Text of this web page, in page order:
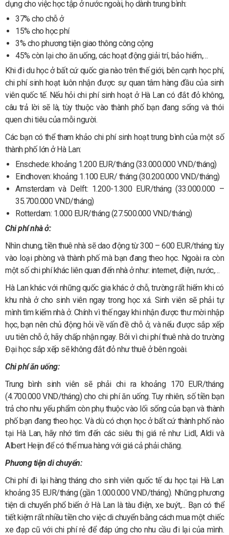
dụng cho việc học tập ở nước ngoài, họ dành trung bình:
37% cho chỗ ở
15% cho học phí
3% cho phương tiện giao thông công cộng
45% còn lại cho ăn uống, các hoạt động giải trí, bảo hiểm,…
Khi đi du học ở bất cứ quốc gia nào trên thế giới, bên cạnh học phí,
chi phí sinh hoạt luôn nhận được sự quan tâm hàng đầu của sinh
viên quốc tế. Nếu hỏi chi phí sinh hoạt ở Hà Lan có đắt đỏ không,
câu trả lời sẽ là, tùy thuộc vào thành phố bạn đang sống và thói
quen chi tiêu của mỗi người.
Các bạn có thể tham khảo chi phí sinh hoạt trung bình của một số
thành phố lớn ở Hà Lan:
Enschede: khoảng 1.200 EUR/tháng (33.000.000 VND/tháng)
Eindhoven: khoảng 1.100 EUR/ tháng (30.200.000 VND/tháng)
Amsterdam và Delft: 1.200-1.300 EUR/tháng (33.000.000 –
35.700.000 VND/tháng)
Rotterdam: 1.000 EUR/tháng (27.500.000 VND/tháng)
Chi phí nhà ở:
Nhìn chung, tiền thuê nhà sẽ dao động từ 300 – 600 EUR/tháng tùy
vào loại phòng và thành phố mà bạn đang theo học. Ngoài ra còn
một số chi phí khác liên quan đến nhà ở như: internet, điện, nước,…
Hà Lan khác với những quốc gia khác ở chỗ, trường rất hiếm khi có
khu nhà ở cho sinh viên ngay trong học xá. Sinh viên sẽ phải tự
mình tìm kiếm nhà ở. Chính vì thế ngay khi nhận được thư mời nhập
học, bạn nên chủ động hỏi về vấn đề chỗ ở, và nếu được sắp xếp
ưu tiên chỗ ở, hãy chấp nhận ngay. Bởi vì chi phí thuê nhà do trường
Đại học sắp xếp sẽ không đắt đỏ như thuê ở bên ngoài.
Chi phí ăn uống:
Trung bình sinh viên sẽ phải chi ra khoảng 170 EUR/tháng
(4.700.000 VND/tháng) cho chi phí ăn uống. Tuy nhiên, số tiền bạn
trả cho nhu yếu phẩm còn phụ thuộc vào lối sống của bạn và thành
phố bạn đang theo học. Và dù có chọn học ở bất cứ thành phố nào
tại Hà Lan, hãy nhớ tìm đến các siêu thị giá rẻ như Lidl, Aldi và
Albert Heijn để có thể mua hàng với giá cả phải chăng.
Phương tiện di chuyển:
Chi phí đi lại hàng tháng cho sinh viên quốc tế du học tại Hà Lan
khoảng 35 EUR/tháng (gần 1.000.000 VND/tháng). Những phương
tiện di chuyển phổ biến ở Hà Lan là tàu điện, xe buýt,... Bạn có thể
tiết kiệm rất nhiều tiền cho việc di chuyển bằng cách mua một chiếc
xe đạp cũ với chi phí rẻ để đáp ứng cho nhu cầu đi lại của mình.